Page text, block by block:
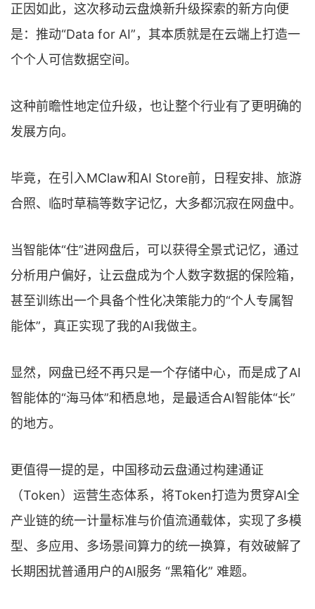
正因如此，这次移动云盘焕新升级探索的新方向便
是：推动“Data for AI”，其本质就是在云端上打造一
个个人可信数据空间。
这种前瞻性地定位升级，也让整个行业有了更明确的
发展方向。
毕竟，在引入MClaw和AI Store前，日程安排、旅游
合照、临时草稿等数字记忆，大多都沉寂在网盘中。
当智能体“住”进网盘后，可以获得全景式记忆，通过
分析用户偏好，让云盘成为个人数字数据的保险箱，
甚至训练出一个具备个性化决策能力的“个人专属智
能体”，真正实现了我的AI我做主。
显然，网盘已经不再只是一个存储中心，而是成了AI
智能体的“海马体”和栖息地，是最适合AI智能体“长”
的地方。
更值得一提的是，中国移动云盘通过构建通证
（Token）运营生态体系，将Token打造为贯穿AI全
产业链的统一计量标准与价值流通载体，实现了多模
型、多应用、多场景间算力的统一换算，有效破解了
长期困扰普通用户的AI服务 “黑箱化” 难题。